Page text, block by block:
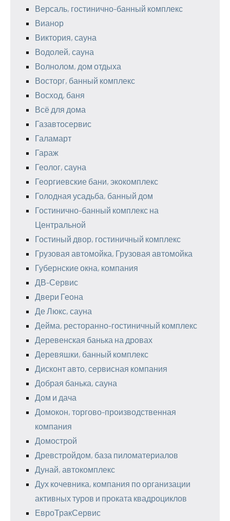
Версаль, гостинично-банный комплекс
Вианор
Виктория, сауна
Водолей, сауна
Волнолом, дом отдыха
Восторг, банный комплекс
Восход, баня
Всё для дома
Газавтосервис
Галамарт
Гараж
Геолог, сауна
Георгиевские бани, экокомплекс
Голодная усадьба, банный дом
Гостинично-банный комплекс на
Центральной
Гостиный двор, гостиничный комплекс
Грузовая автомойка, Грузовая автомойка
Губернские окна, компания
ДВ-Сервис
Двери Геона
Де Люкс, сауна
Дейма, ресторанно-гостиничный комплекс
Деревенская банька на дровах
Деревяшки, банный комплекс
Дисконт авто, сервисная компания
Добрая банька, сауна
Дом и дача
Домокон, торгово-производственная
компания
Домострой
Древстройдом, база пиломатериалов
Дунай, автокомплекс
Дух кочевника, компания по организации
активных туров и проката квадроциклов
ЕвроТракСервис